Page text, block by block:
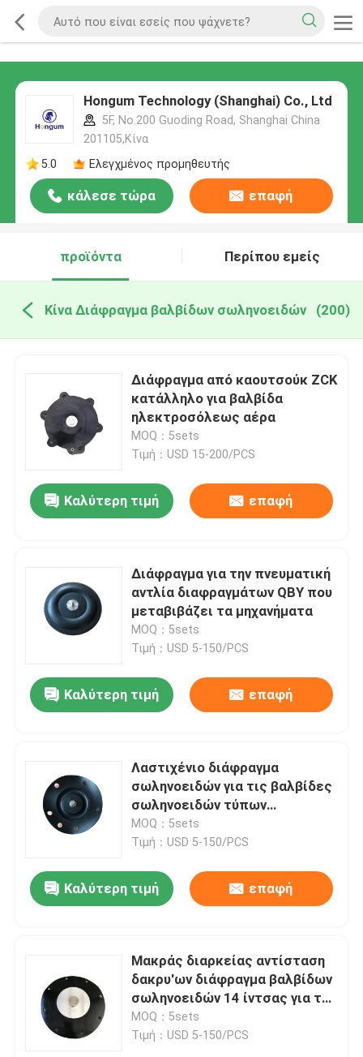
Hongum Technology (Shanghai) Co., Ltd
5F, No.200 Guoding Road, Shanghai China
201105,Κίνα
5.0
Ελεγχμένος προμηθευτής
κάλεσε τώρα επαφή
προϊόντα Περίπου εμείς
Κίνα Διάφραγμα βαλβίδων σωληνοειδών (200)
Διάφραγμα από καουτσούκ ZCK
κατάλληλο για βαλβίδα
ηλεκτροσόλεως αέρα
MOQ：5sets
Τιμή：USD 15-200/PCS
Καλύτερη τιμή επαφή
Διάφραγμα για την πνευματική
αντλία διαφραγμάτων QBY που
μεταβιβάζει τα μηχανήματα
MOQ：5sets
Τιμή：USD 5-150/PCS
Καλύτερη τιμή επαφή
Λαστιχένιο διάφραγμα
σωληνοειδών για τις βαλβίδες
σωληνοειδών τύπων
διαφραγμάτων
MOQ：5sets
Τιμή：USD 5-150/PCS
Καλύτερη τιμή επαφή
Μακράς διαρκείας αντίσταση
δακρυ'ων διάφραγμα βαλβίδων
σωληνοειδών 14 ίντσας για την
αφαίρεση σκόνης
εγκαταστάσεων παραγωγής
MOQ：5sets
Τιμή：USD 5-150/PCS